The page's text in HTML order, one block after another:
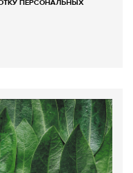
ПЕРСОНАЛЬНЫХ